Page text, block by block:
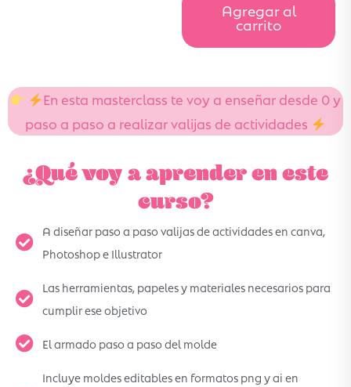
Agregar al
carrito
En esta masterclass te voy a enseñar desde 0 y
paso a paso a realizar valijas de actividades
¿Qué voy a aprender en este
curso?
A diseñar paso a paso valijas de actividades en canva,
Photoshop e Illustrator
Las herramientas, papeles y materiales necesarios para
cumplir ese objetivo
El armado paso a paso del molde
Incluye moldes editables en formatos png y ai en